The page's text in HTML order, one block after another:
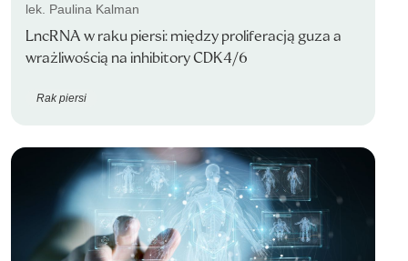
lek. Paulina Kalman
LncRNA w raku piersi: między proliferacją guza a
wrażliwością na inhibitory CDK4/6
Rak piersi